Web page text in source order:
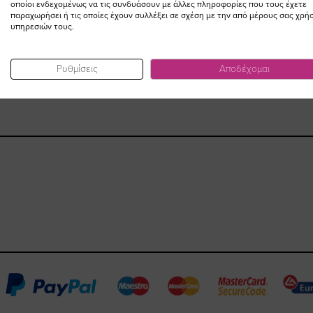
οποίοι ενδεχομένως να τις συνδυάσουν με άλλες πληροφορίες που τους έχετε
παραχωρήσει ή τις οποίες έχουν συλλέξει σε σχέση με την από μέρους σας
υπηρεσιών τους.
Ρυθμίσεις Αποδέχομαι